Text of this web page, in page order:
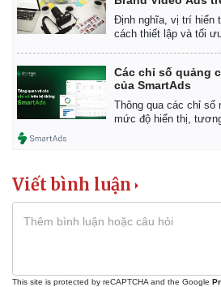
Vụ án
Vũ
Định nghĩa, vị trí hiển
cách thiết lập và tối
Các chỉ số quảng
của SmartAds
Thông qua các chỉ số
mức độ hiển thị,
Viết bình luận
This site is protected by reCAPTCHA and the Google